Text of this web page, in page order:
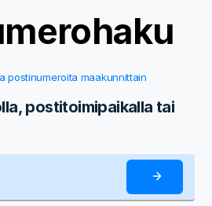
postinumeroita maakunnittain
postitoimipaikalla tai